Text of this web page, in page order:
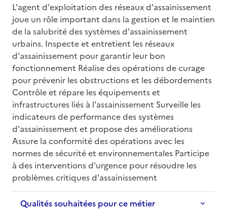
L'agent d'exploitation des réseaux d'assainissement
joue un rôle important dans la gestion et le maintien
de la salubrité des systèmes d'assainissement
urbains. Inspecte et entretient les réseaux
d'assainissement pour garantir leur bon
fonctionnement Réalise des opérations de curage
pour prévenir les obstructions et les débordements
Contrôle et répare les équipements et
infrastructures liés à l'assainissement Surveille les
indicateurs de performance des systèmes
d'assainissement et propose des améliorations
Assure la conformité des opérations avec les
normes de sécurité et environnementales Participe
à des interventions d'urgence pour résoudre les
problèmes critiques d'assainissement
Qualités souhaitées pour ce métier